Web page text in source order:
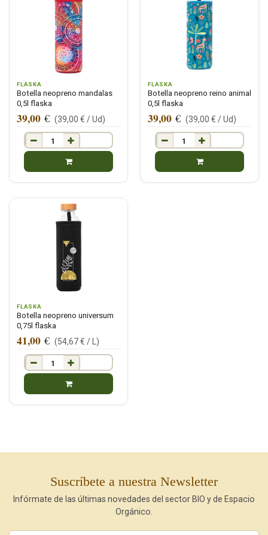
FLASKA
Botella neopreno mandalas
0,5l flaska
39,00 € (39,00 € /Ud)
FLASKA
Botella neopreno reino animal
0,5l flaska
39,00 € (39,00 € /Ud)
FLASKA
Botella neopreno universum
0,75l flaska
41,00 € (54,67€ / )
Suscríbete a nuestra Newsletter
Infórmate de las últimas novedades del sector BIO y de Espacio
Orgánico.